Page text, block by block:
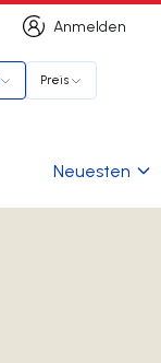
Anmelden
Anmelden
Preis
Neuesten